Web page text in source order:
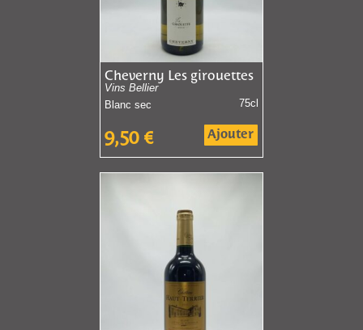
Cheverny Les girouettes
Vins Bellier
Blanc sec
75cl
9,50 € Ajouter